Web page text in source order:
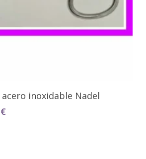
Seleccionar Opciones
inoxidable Nadel
€Rango